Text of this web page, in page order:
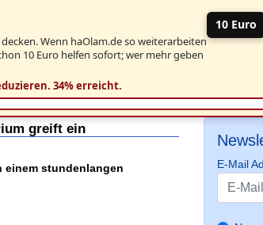
Wenn haOlam.de so weiterarbeiten
10 Euro helfen sofort; wer mehr geben
10 Euro
34% erreicht.
greift ein
einem stundenlangen
E-Mail